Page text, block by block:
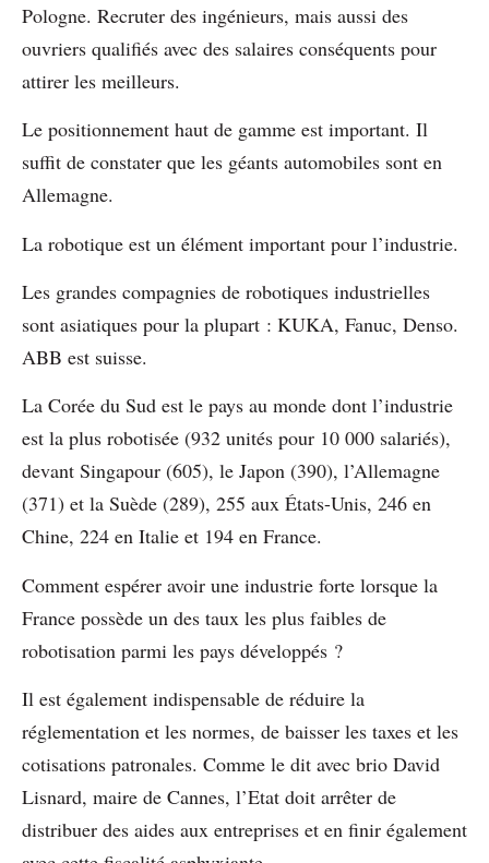
Pologne. Recruter des ingénieurs, mais aussi des
ouvriers qualifiés avec des salaires conséquents pour
attirer les meilleurs.
Le positionnement haut de gamme est important. Il
suffit de constater que les géants automobiles sont en
Allemagne.
La robotique est un élément important pour l’industrie.
Les grandes compagnies de robotiques industrielles
sont asiatiques pour la plupart : KUKA, Fanuc, Denso.
ABB est suisse.
La Corée du Sud est le pays au monde dont l’industrie
est la plus robotisée (932 unités pour 10 000 salariés),
devant Singapour (605), le Japon (390), l’Allemagne
(371) et la Suède (289), 255 aux États-Unis, 246 en
Chine, 224 en Italie et 194 en France.
Comment espérer avoir une industrie forte lorsque la
France possède un des taux les plus faibles de
robotisation parmi les pays développés ?
Il est également indispensable de réduire la
réglementation et les normes, de baisser les taxes et les
cotisations patronales. Comme le dit avec brio David
Lisnard, maire de Cannes, l’Etat doit arrêter de
distribuer des aides aux entreprises et en finir également